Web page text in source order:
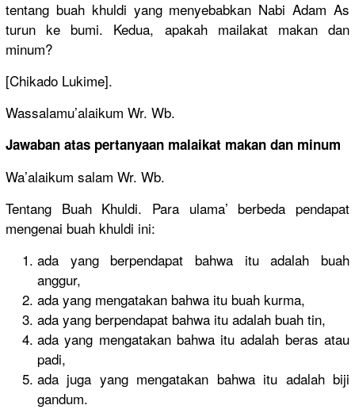
tentang buah khuldi yang menyebabkan Nabi Adam As
turun ke bumi. Kedua, apakah mailakat makan dan
minum?
[Chikado Lukime].
Wassalamu’alaikum Wr. Wb.
Jawaban atas pertanyaan malaikat makan dan minum
Wa’alaikum salam Wr. Wb.
Tentang Buah Khuldi. Para ulama’ berbeda pendapat
mengenai buah khuldi ini:
ada yang berpendapat bahwa itu adalah buah
anggur,
ada yang mengatakan bahwa itu buah kurma,
ada yang berpendapat bahwa itu adalah buah tin,
ada yang mengatakan bahwa itu adalah beras atau
padi,
ada juga yang mengatakan bahwa itu adalah biji
gandum.